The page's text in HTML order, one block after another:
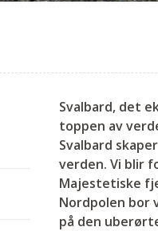
Svalbard, det
toppen av
Svalbard
verden. Vi blir
Majestetiske
Nordpolen bor
på den